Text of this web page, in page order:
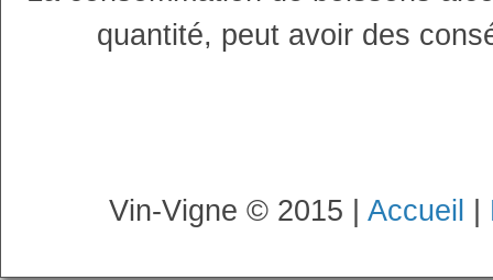
quantité, peut avoir des
Vin-Vigne © 2015 | Accueil